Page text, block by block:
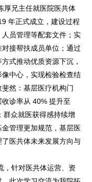
厚兄主任就医院医共体
年正式成立，建设过程
员管理等配套文件；实
接帮扶成员单位；通过
式推动优质资源下沉，
中心，实现检验检查结
然：基层医疗机构门
诊率从 40% 提升至
群众就医获得感持续增
管理更加规范，基层医
医共体未来发展方向与
，针对医共体运营、资